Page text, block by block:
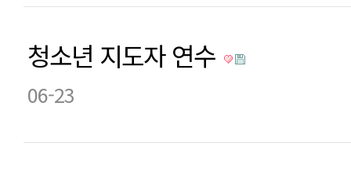
청소년 지도자 연수
06-23